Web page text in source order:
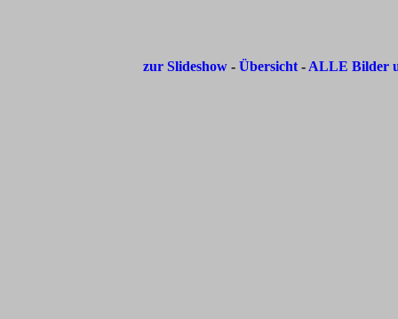
zur Slideshow -Übersicht- ALLE Bilder